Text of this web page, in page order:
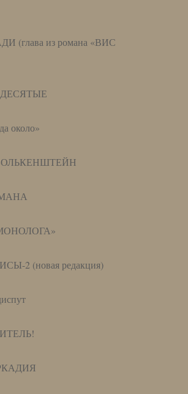
(глава из романа «ВИС
около»
2 (новая редакция)